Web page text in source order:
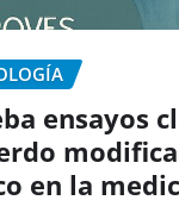
ensayos
en la